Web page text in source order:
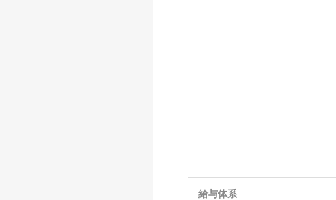
給与体系